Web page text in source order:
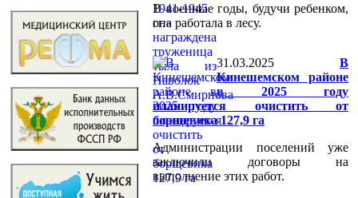
В военные годы, будучи ребенком,
она работала в лесу.
31.03.2025
В
Кинешемском районе
в 2025 году
планируется очистить от
борщевика 127,9 га
Администрации поселений уже
заключили договоры на
выполнение этих работ.